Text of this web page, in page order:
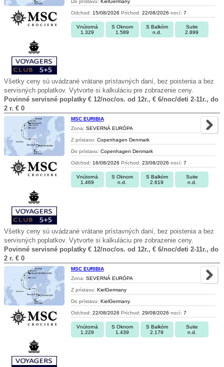
Do prístavu: KielGermany
Odchod: 15/08/2026 Príchod: 22/08/2026 nocí: 7
Vnútorná
1.329
S Oknom
1.589
S Balkóm
n.d.
Suite
2.899
Všetky ceny sú uvádzané vrátane prístavných daní, bez poistenia a bez
servisných poplatkov. Vytvorte si kalkuláciu pre zobrazenie ceny.
Povinné servisné poplatky € 12/noc/os. od 12r., € 6/noc/deti 2-11r., do
2 r. € 0
MSC EURIBIA
Zona: SEVERNÁ EURÓPA
Z prístavu: Copenhagen Denmark
Do prístavu: Copenhagen Denmark
Odchod: 16/08/2026 Príchod: 23/08/2026 nocí: 7
Vnútorná
1.469
S Oknom
n.d.
S Balkóm
2.619
Suite
n.d.
Všetky ceny sú uvádzané vrátane prístavných daní, bez poistenia a bez
servisných poplatkov. Vytvorte si kalkuláciu pre zobrazenie ceny.
Povinné servisné poplatky € 12/noc/os. od 12r., € 6/noc/deti 2-11r., do
2 r. € 0
MSC EURIBIA
Zona: SEVERNÁ EURÓPA
Z prístavu: KielGermany
Do prístavu: KielGermany
Odchod: 22/08/2026 Príchod: 29/08/2026 nocí: 7
Vnútorná
1.229
S Oknom
1.439
S Balkóm
2.179
Suite
n.d.